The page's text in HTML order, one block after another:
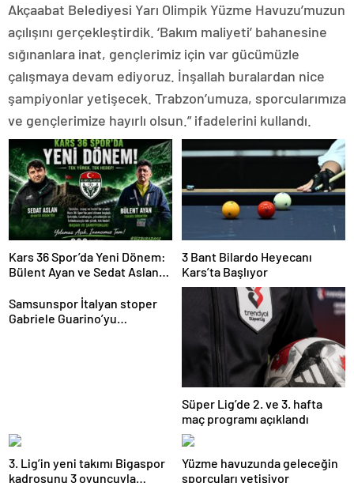
Akçaabat Belediyesi Yarı Olimpik Yüzme Havuzu’muzun
açılışını gerçekleştirdik. ‘Bakım maliyeti’ bahanesine
sığınanlara inat, gençlerimiz için var gücümüzle
çalışmaya devam ediyoruz. İnşallah buralardan nice
şampiyonlar yetişecek. Trabzon’umuza, sporcularımıza
ve gençlerimize hayırlı olsun.” ifadelerini kullandı.
Kars 36 Spor’da Yeni Dönem:
Bülent Ayan ve Sedat Aslan
3 Bant Bilardo Heyecanı
Kars’ta Başlıyor
Samsunspor İtalyan stoper
Gabriele Guarino’yu
Süper Lig’de 2. ve 3. hafta
maç programı açıklandı
3. Lig’in yeni takımı Bigaspor
kadrosunu 3 oyuncuyla
Yüzme havuzunda geleceğin
sporcuları yetişiyor